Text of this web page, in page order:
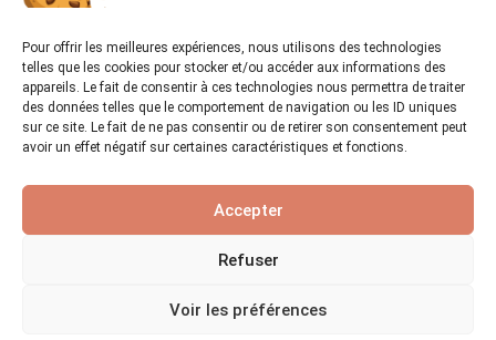
Pour offrir les meilleures expériences, nous utilisons des technologies
telles que les cookies pour stocker et/ou accéder aux informations des
appareils. Le fait de consentir à ces technologies nous permettra de traiter
des données telles que le comportement de navigation ou les ID uniques
sur ce site. Le fait de ne pas consentir ou de retirer son consentement peut
avoir un effet négatif sur certaines caractéristiques et fonctions.
Accepter
Refuser
Voir les préférences
Trouvez l’artisan de
confiance pour vos projets !
TROUVER UN PRO